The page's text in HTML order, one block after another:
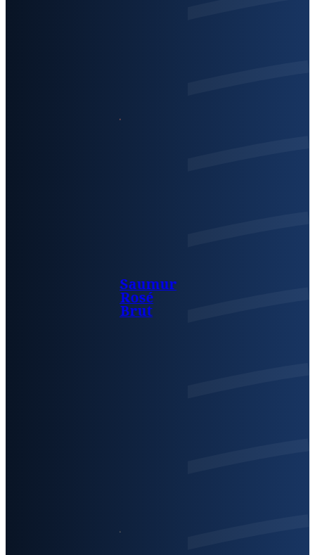
Saumur
Rosé
Brut